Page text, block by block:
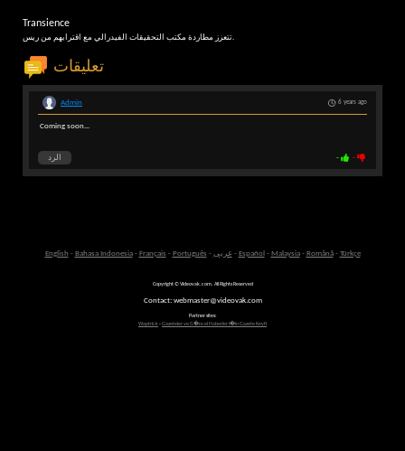
Transience
تتعزز مطاردة مكتب التحقيقات الفيدرالي مع اقترابهم من ريس.
تعليقات
6 years ago
Admin
Coming soon...
- - الرد
English - Bahasa Indonesia- Français - Português - عربى- Español - Malaysia- Română- Türkçe
Copyright © Videovak.com. All Rights Reserved
Contact: webmaster@videovak.com
Partner sites:
Waptrick-Gazeteler ve G�ncel Haberler i�in Gazete Keyfi